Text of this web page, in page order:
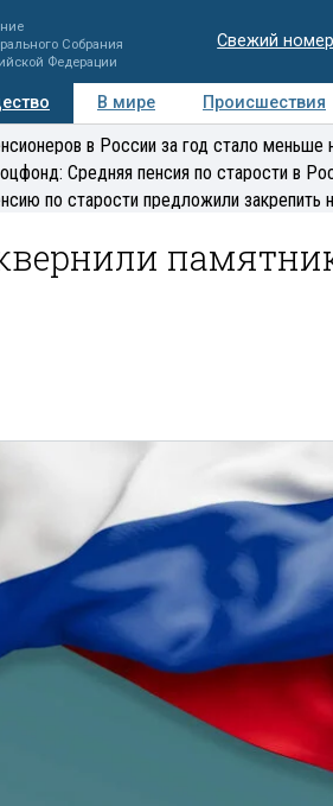
Собрания
Федерации
Свежий номер
В мире Происшествия
Регионы Медиацентр
в России за год стало меньше
Средняя пенсия по старости в
по старости предложили закрепить